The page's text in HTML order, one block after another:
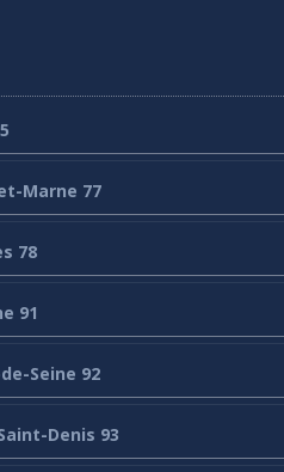
Marne 77
78
91
Seine 92
Denis 93